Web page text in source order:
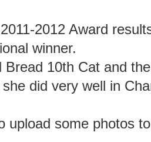
2012 Award
winner.
Bread 10th Cat and
did very well in
upload some photos